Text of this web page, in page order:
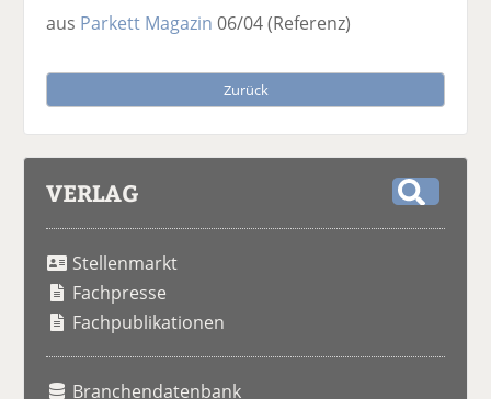
aus Parkett Magazin 06/04(Referenz)
Zurück
VERLAG
Stellenmarkt
Fachpresse
Fachpublikationen
Branchendatenbank